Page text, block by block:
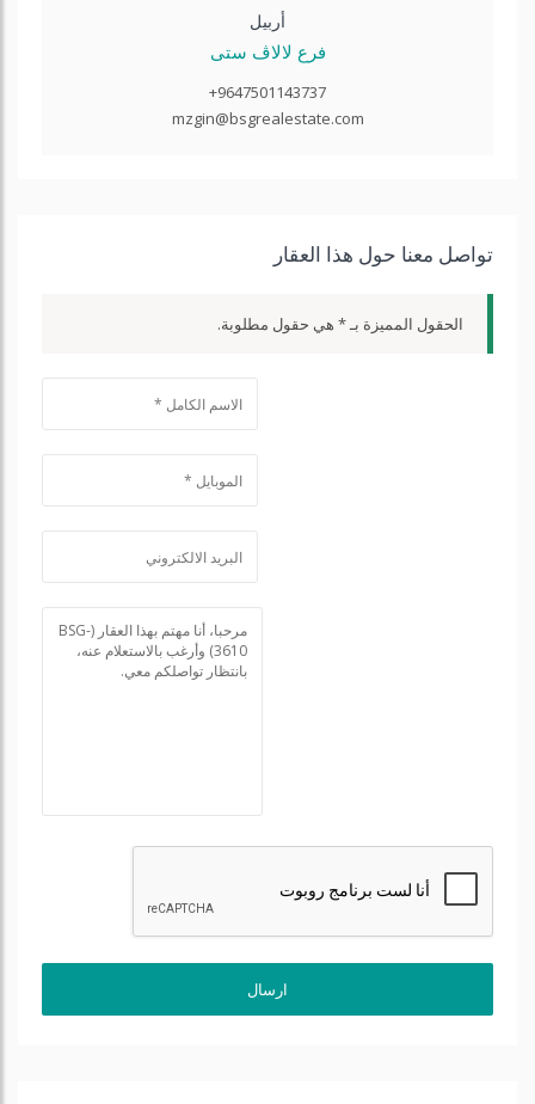
أربيل
فرع لالاڤ ستی
+9647501143737
mzgin@bsgrealestate.com
تواصل معنا حول هذا العقار
الحقول المميزة بـ * هي حقول مطلوبة.